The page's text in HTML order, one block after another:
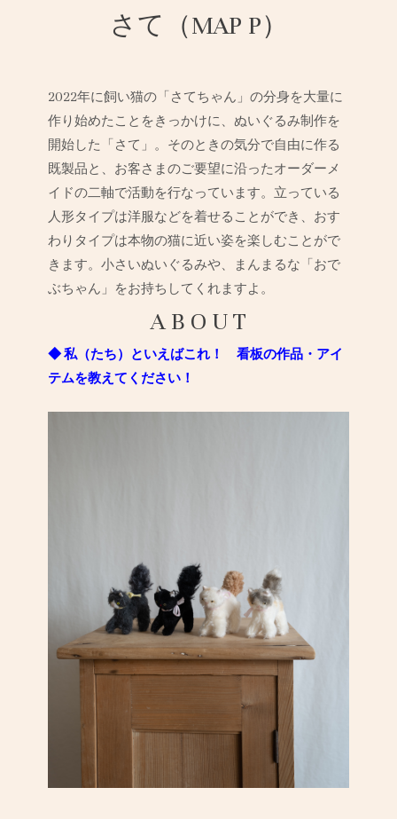
さて（MAP P）
2022年に飼い猫の「さてちゃん」の分身を大量に
作り始めたことをきっかけに、ぬいぐるみ制作を
開始した「さて」。そのときの気分で自由に作る
既製品と、お客さまのご要望に沿ったオーダーメ
イドの二軸で活動を行なっています。立っている
人形タイプは洋服などを着せることができ、おす
わりタイプは本物の猫に近い姿を楽しむことがで
きます。小さいぬいぐるみや、まんまるな「おで
ぶちゃん」をお持ちしてくれますよ。
A B O U T
◆ 私（たち）といえばこれ！ 看板の作品・アイ
テムを教えてください！